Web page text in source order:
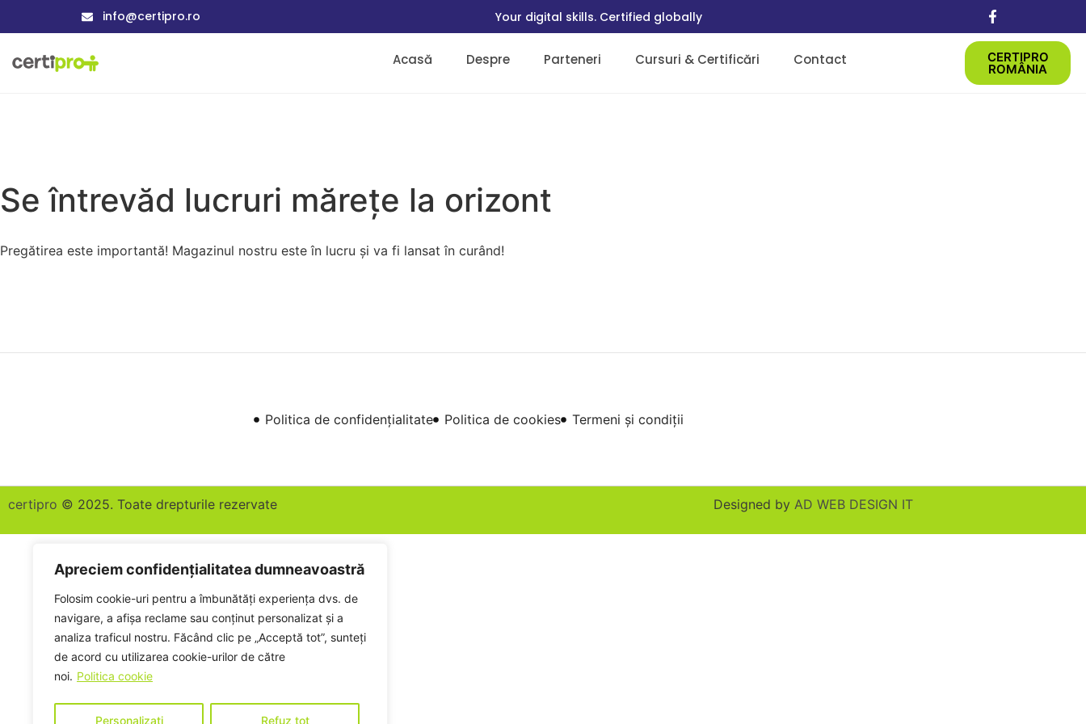
Apreciem confidențialitatea dumneavoastră
Folosim cookie-uri pentru a îmbunătăți experiența dvs. de
navigare, a afișa reclame sau conținut personalizat și a
analiza traficul nostru. Făcând clic pe „Acceptă tot”, sunteți
de acord cu utilizarea cookie-urilor de către
noi. Politica cookie
Personalizați Refuz tot
info@certipro.ro Your digital skills. Certified globally
Acasă Despre Parteneri Cursuri & Certificări Contact CERTIPRO
ROMÂNIA
Se întrevăd lucruri mărețe la orizont
Pregătirea este importantă! Magazinul nostru este în lucru și va fi lansat în curând!
Politica de confidențialitate Politica de cookies Termeni și condiții
certipro © 2025. Toate drepturile rezervate Designed by AD WEB DESIGN IT